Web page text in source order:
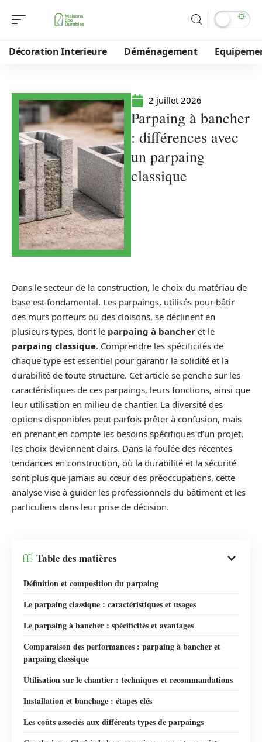
Décoration Interieure Déménagement
2 juillet 2026
Parpaing à bancher
: différences avec
un parpaing
classique
Dans le secteur de la construction, le choix du matériau de
base est fondamental. Les parpaings, utilisés pour bâtir
des murs porteurs ou des cloisons, se déclinent en
plusieurs types, dont le parpaing à bancher et le
parpaing classique. Comprendre les spécificités de
chaque type est essentiel pour garantir la solidité et la
durabilité de toute structure. Cet article se penche sur les
caractéristiques de ces parpaings, leurs fonctions, ainsi que
leur utilisation en milieu de chantier. La diversité des
options disponibles peut parfois prêter à confusion, mais
en prenant en compte les besoins spécifiques d’un projet,
les choix deviennent clairs. Dans la foulée des récentes
tendances en construction, où la durabilité et la sécurité
sont plus que jamais au cœur des préoccupations, cette
analyse vise à guider les professionnels du bâtiment et les
particuliers dans leur prise de décision.
Table des matières
Définition et composition du parpaing
Le parpaing classique : caractéristiques et usages
Le parpaing à bancher : spécificités et avantages
Comparaison des performances : parpaing à bancher et
parpaing classique
Utilisation sur le chantier : techniques et recommandations
Installation et banchage : étapes clés
Les coûts associés aux différents types de parpaings